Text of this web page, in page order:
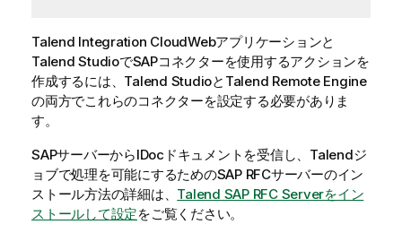
Talend Integration CloudWebアプリケーションと
Talend StudioでSAPコネクターを使用するアクションを
作成するには、 Talend Studioと Talend Remote Engine
の両方でこれらのコネクターを設定する必要がありま
す。
SAPサーバーからIDocドキュメントを受信し、 Talendジ
ョブで処理を可能にするためのSAP RFCサーバーのイン
ストール方法の詳細は、 Talend SAP RFC Serverをイン
ストールして設定をご覧ください。